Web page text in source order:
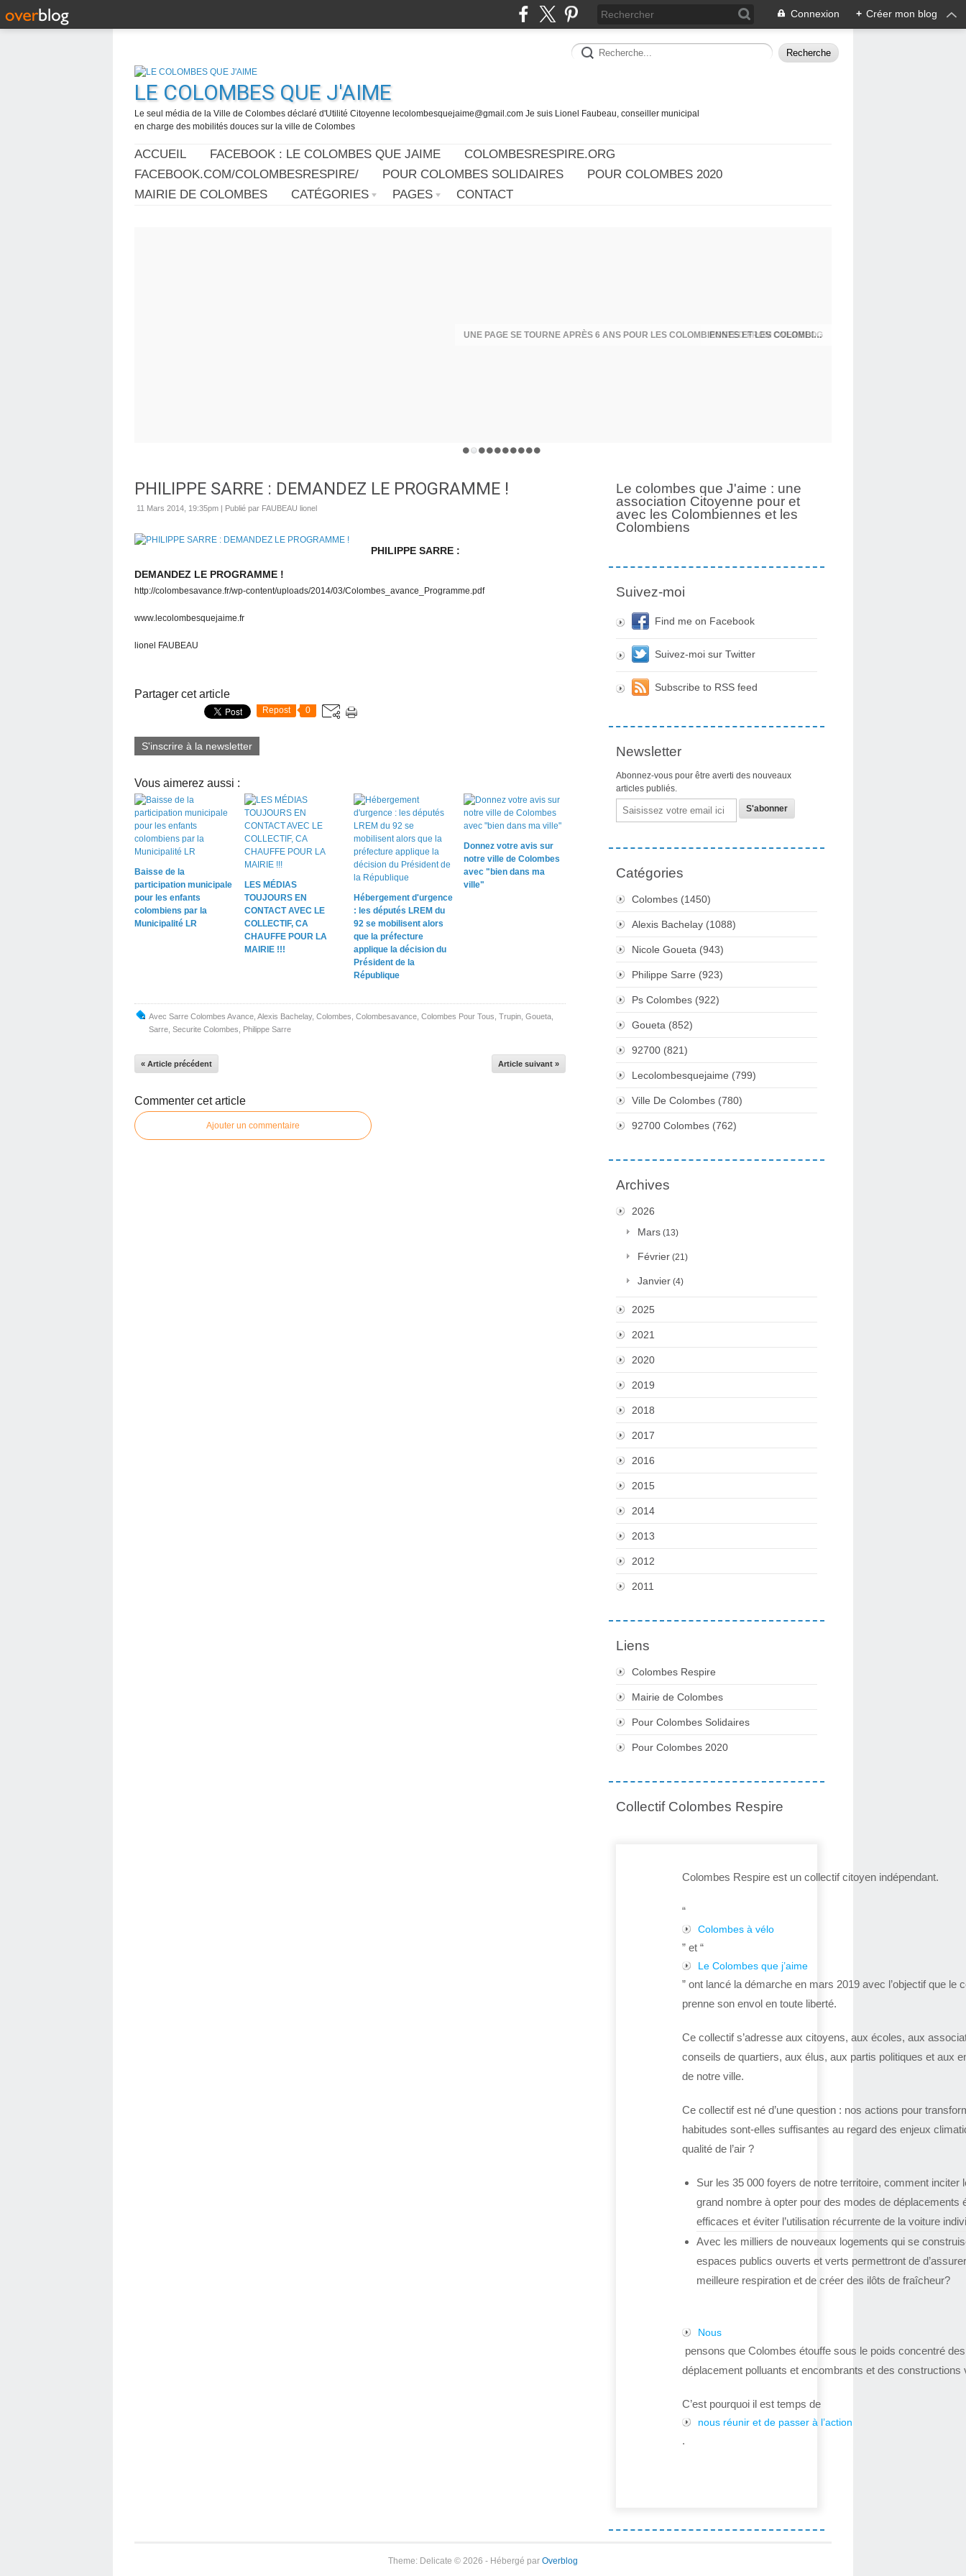
Connexion + Créer mon blog
LE COLOMBES QUE J'AIME
Le seul média de la Ville de Colombes déclaré d'Utilité Citoyenne lecolombesquejaime@gmail.com Je suis Lionel Faubeau, conseiller municipal
en charge des mobilités douces sur la ville de Colombes
ACCUEIL FACEBOOK : LE COLOMBES QUE JAIME
COLOMBESRESPIRE.ORG
FACEBOOK.COM/COLOMBESRESPIRE/
POUR COLOMBES SOLIDAIRES
POUR COLOMBES 2020
MAIRIE DE COLOMBES
CATÉGORIES PAGES CONTACT
UNE PAGE SE TOURNE APRÈS 6 ANS POUR LES COLOMBIENNES ET LES COLOMBIENS
PHILIPPE SARRE : DEMANDEZ LE PROGRAMME !
11 Mars 2014, 19:35pm | Publié par FAUBEAU lionel
PHILIPPE SARRE :
DEMANDEZ LE PROGRAMME !
http://colombesavance.fr/wp-content/uploads/2014/03/Colombes_avance_Programme.pdf
www.lecolombesquejaime.fr
lionel FAUBEAU
Partager cet article
Repost 0
S'inscrire à la newsletter
Vous aimerez aussi :
Baisse de la
participation municipale
pour les enfants
colombiens par la
Municipalité LR
LES MÉDIAS
TOUJOURS EN
CONTACT AVEC LE
COLLECTIF, CA
CHAUFFE POUR LA
MAIRIE !!!
Hébergement d'urgence
: les députés LREM du
92 se mobilisent alors
que la préfecture
applique la décision du
Président de la
République
Donnez votre avis sur
notre ville de Colombes
avec "bien dans ma
ville"
Avec Sarre Colombes Avance Alexis Bachelay, Colombes Colombesavance Colombes Pour Tous Trupin Goueta
Sarre Securite Colombes Philippe Sarre
« Article précédent Article suivant »
Commenter cet article
Ajouter un commentaire
Le colombes que J'aime : une
association Citoyenne pour et
avec les Colombiennes et les
Colombiens
Suivez-moi
Find me on Facebook
Suivez-moi sur Twitter
Subscribe to RSS feed
Newsletter
Abonnez-vous pour être averti des nouveaux
articles publiés.
Email
Catégories
Colombes (1450)
Alexis Bachelay (1088)
Nicole Goueta (943)
Philippe Sarre (923)
Ps Colombes (922)
Goueta (852)
92700 (821)
Lecolombesquejaime (799)
Ville De Colombes (780)
92700 Colombes (762)
Archives
2026
Mars (13)
Février (21)
Janvier (4)
2025
2021
2020
2019
2018
2017
2016
2015
2014
2013
2012
2011
Liens
Colombes Respire
Mairie de Colombes
Pour Colombes Solidaires
Pour Colombes 2020
Collectif Colombes Respire
Colombes Respire est un collectif citoyen indépendant.
“
Colombes à vélo
” et “
Le Colombes que j’aime
” ont lancé la démarche en mars 2019 avec l’objectif que le
prenne son envol en toute liberté.
Ce collectif s’adresse aux citoyens, aux écoles, aux
conseils de quartiers, aux élus, aux partis politiques et aux
de notre ville.
Ce collectif est né d’une question : nos actions pour
habitudes sont-elles suffisantes au regard des enjeux
qualité de l’air ?
Sur les 35 000 foyers de notre territoire, comment inciter
grand nombre à opter pour des modes de déplacements
efficaces et éviter l’utilisation récurrente de la voiture
Avec les milliers de nouveaux logements qui se
espaces publics ouverts et verts permettront de
meilleure respiration et de créer des ilôts de fraîcheur?
Nous
pensons que Colombes étouffe sous le poids concentré
déplacement polluants et encombrants et des constructions
C’est pourquoi il est temps de
nous réunir et de passer à l’action
.
Theme: Delicate © 2026 - Hébergé par Overblog